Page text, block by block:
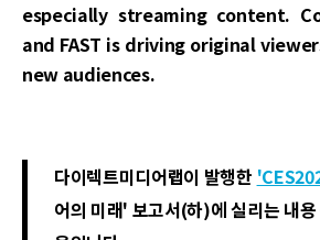
especially streaming content.
and FAST is driving original
new audiences.‌‌
다이렉트미디어랩이 발행한
어의 미래' 보고서(하)에 실리는 내